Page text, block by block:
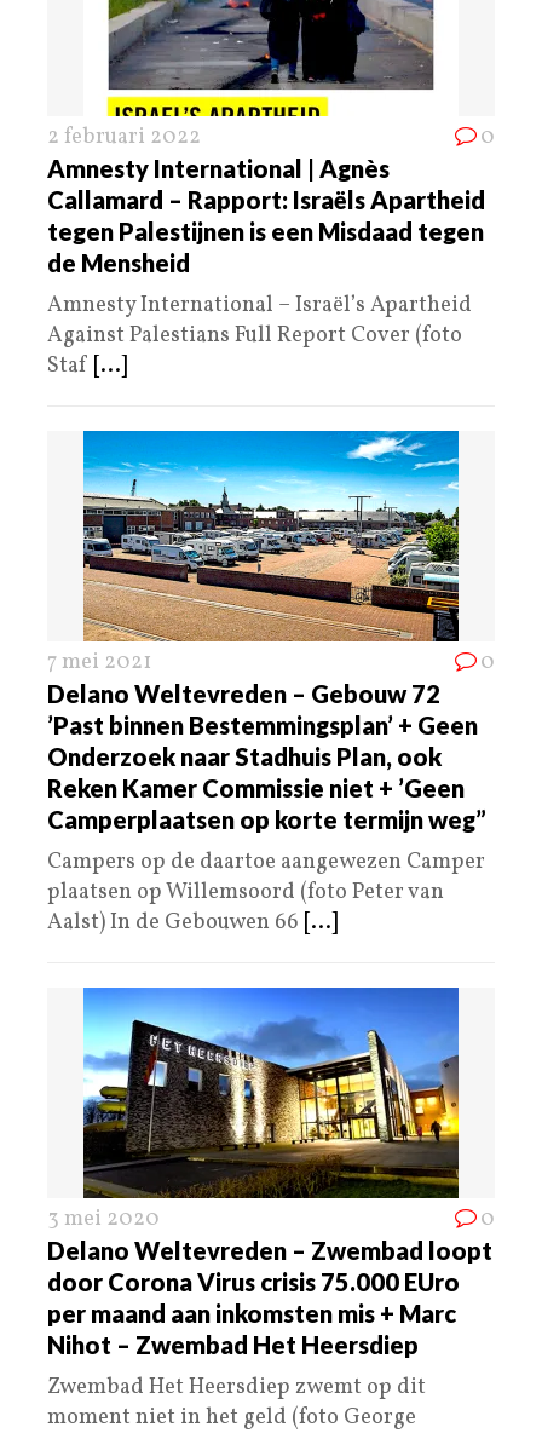
2 februari 2022 0
Amnesty International | Agnès
Callamard – Rapport: Israëls Apartheid
tegen Palestijnen is een Misdaad tegen
de Mensheid
Amnesty International – Israël’s Apartheid
Against Palestians Full Report Cover (foto
Staf [...]
7 mei 2021 0
Delano Weltevreden – Gebouw 72
’Past binnen Bestemmingsplan’ + Geen
Onderzoek naar Stadhuis Plan, ook
Reken Kamer Commissie niet + ’Geen
Camperplaatsen op korte termijn weg”
Campers op de daartoe aangewezen Camper
plaatsen op Willemsoord (foto Peter van
Aalst) In de Gebouwen 66 [...]
3 mei 2020 0
Delano Weltevreden – Zwembad loopt
door Corona Virus crisis 75.000 EUro
per maand aan inkomsten mis + Marc
Nihot – Zwembad Het Heersdiep
Zwembad Het Heersdiep zwemt op dit
moment niet in het geld (foto George